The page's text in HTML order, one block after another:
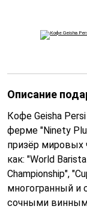
Описание
Кофе Geisha
ферме "Ninety
призёр мировых
как: "World
Championship",
многогранный и
сочными